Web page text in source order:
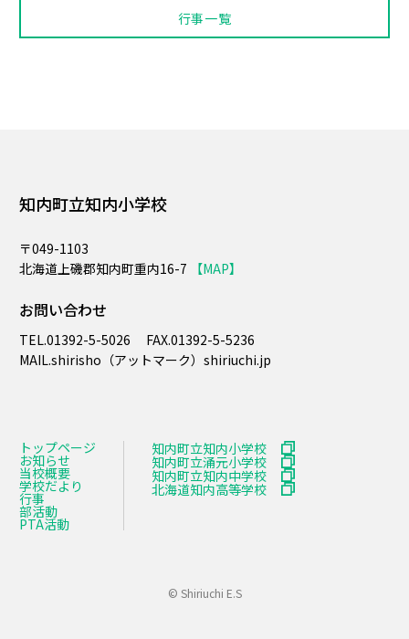
行事一覧
知内町立知内小学校
〒049-1103
北海道上磯郡知内町重内16-7
【MAP】
お問い合わせ
TEL.01392-5-5026 FAX.01392-5-5236
MAIL.​shirisho（アットマーク）shiriuchi.jp
© Shiriuchi E.S
トップページ
お知らせ
当校概要
学校だより
行事
部活動
PTA活動
知内町立知内小学校
知内町立涌元小学校
知内町立知内中学校
北海道知内高等学校